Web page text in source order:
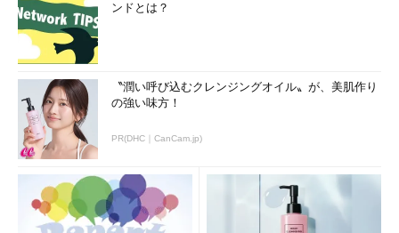
ンドとは？
〝潤い呼び込むクレンジングオイル〟が、美肌作り
の強い味方！
PR(DHC｜CanCam.jp)